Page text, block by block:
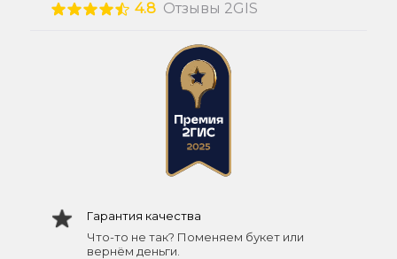
4.8 Отзывы 2GIS
Гарантия качества
Что-то не так? Поменяем букет или
вернём деньги.